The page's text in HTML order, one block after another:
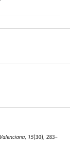
Valenciana, 15(30), 283–